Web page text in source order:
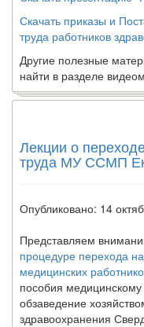
Скачать приказы и
труда работников
Другие полезные
найти в разделе
Лекции о
труда МУ ССМП
Опубликовано: 14
Представляем
процедуре перехода
медицинских работнико
пособия
обзаведение
здравоохранения